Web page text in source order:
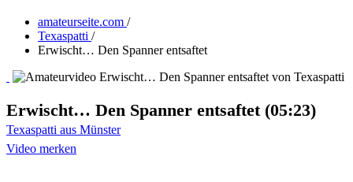
amateurseite.com /
Texaspatti /
Erwischt… Den Spanner entsaftet
Erwischt… Den Spanner entsaftet (05:23)
Texaspatti aus Münster
Video merken